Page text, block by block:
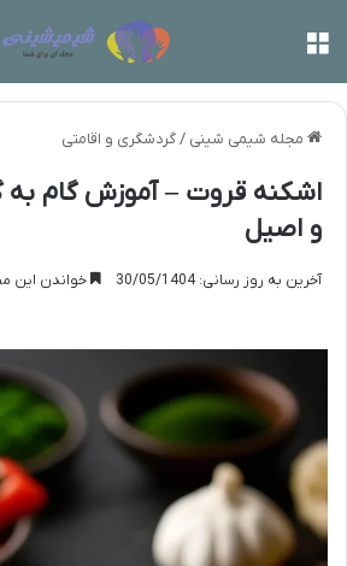
مجله شیمی شینی /گردشگری و اقامتی
اشکنه قروت – آموزش گام به
و اصیل
آخرین به روز رسانی: 30/05/1404 خواندن این مطلب 12 دقیقه